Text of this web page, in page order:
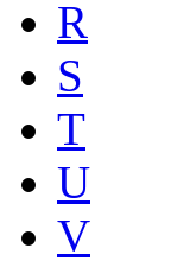
R
S
T
U
V